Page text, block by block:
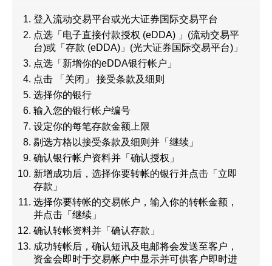
资富理财帐户
港股网上交易平台
期货宝
流动期货交易
股票期权宝
流动股票期权交易
双重认证机制（2FA）
衍生产品知识
虚拟资产知识
财务计算机
登入流动交易平台或光大证券国际交易平台
点选「电子直接付款授权 (eDDA) 」(流动交易平
台)或「存款 (eDDA)」(光大证券国际交易平台)」
点选「新增你的eDDA银行帐户」
点击 「关闭」 接受条款及细则
选择你的银行
输入您的银行帐户编号
设定你的每笔存款金额上限
剔选方格以接受条款及细则并「继续」
确认银行帐户资料并「确认授权」
新增成功后，选择你要转帐的银行并点击「立即
存款」
选择你要转帐的交易帐户，输入你的转帐金额，
并点击「继续」
确认转帐资料并「确认存款」
成功转帐后，确认短讯及电邮将会发送至客户，
资金会即时于交易帐户中显示并可供客户即时进